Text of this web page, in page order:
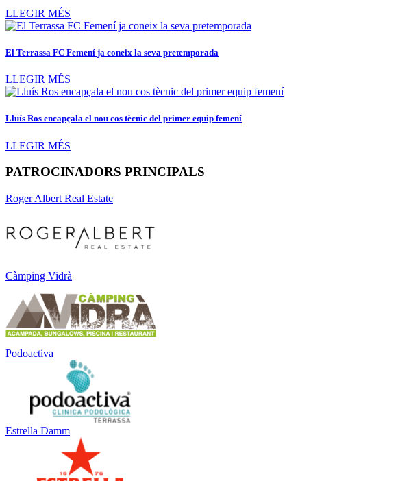
LLEGIR MÉS
El Terrassa FC Femení ja coneix la seva pretemporada
LLEGIR MÉS
Lluís Ros encapçala el nou cos tècnic del primer equip femení
LLEGIR MÉS
PATROCINADORS PRINCIPALS
Roger Albert Real Estate
Càmping Vidrà
Podoactiva
Estrella Damm